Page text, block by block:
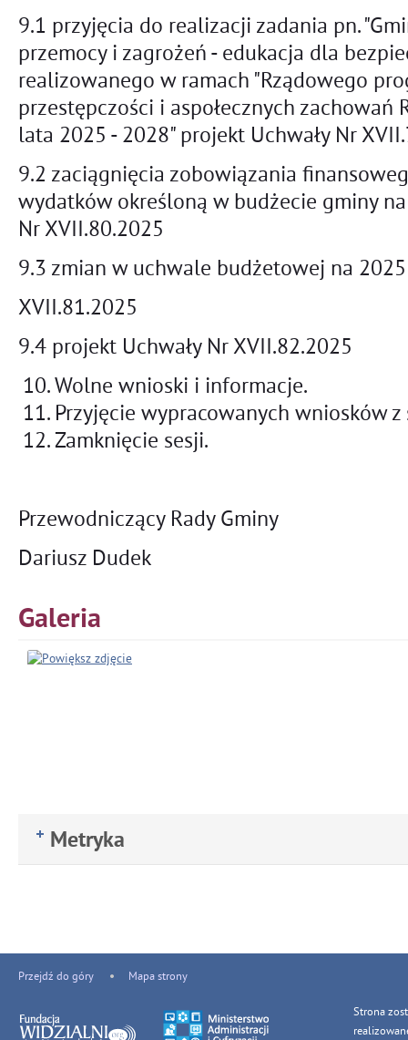
9.1 przyjęcia do realizacji zadania pn.
przemocy i zagrożeń - edukacja dla
realizowanego w ramach "Rządowego
przestępczości i aspołecznych zachowań
lata 2025 - 2028" projekt Uchwały Nr
9.2 zaciągnięcia zobowiązania
wydatków określoną w budżecie gminy
Nr XVII.80.2025
9.3 zmian w uchwale budżetowej na
XVII.81.2025
9.4 projekt Uchwały Nr XVII.82.2025
Wolne wnioski i informacje.
Przyjęcie wypracowanych wniosków z
Zamknięcie sesji.
Przewodniczący Rady Gminy
Dariusz Dudek
Galeria
Metryka
Przejdź do góry Mapa strony
Strona